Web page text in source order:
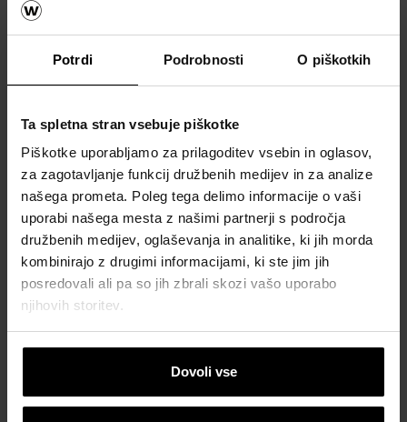
Potrdi Podrobnosti O piškotkih
Ta spletna stran vsebuje piškotke
Piškotke uporabljamo za prilagoditev vsebin in oglasov,
za zagotavljanje funkcij družbenih medijev in za analize
našega prometa. Poleg tega delimo informacije o vaši
uporabi našega mesta z našimi partnerji s področja
družbenih medijev, oglaševanja in analitike, ki jih morda
kombinirajo z drugimi informacijami, ki ste jim jih
posredovali ali pa so jih zbrali skozi vašo uporabo
njihovih storitev.
Dovoli vse
Konzole služijo za prevzemanje vertikalne obrementive s
strani fasadne klinker opeke in ga prenašajo na notrnaji
nosilni sloj.
V naslenih primerih je potrebno ojačati fasadni zid:
pri debelini zidu 120 mm, naslonjenem na popolni
vsakih 6 m,
naslonjenenim minimalno 2/3 širine pri debelini zidu
120mm na vsakem nadstropju,
če zaradi gradbene fizike fasadni zid ni postavljen na
temelj ali na konolno ploščo.
Za različne zahteve površin zidov in konstrukcije so na
razpolago različni tipi konzol.
Pomembno pri vgradnji
Terca opek